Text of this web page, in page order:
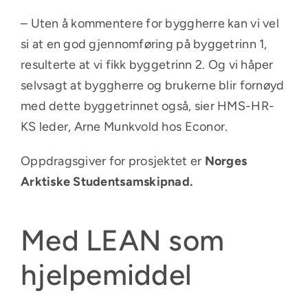
– Uten å kommentere for byggherre kan vi vel
si at en god gjennomføring på byggetrinn 1,
resulterte at vi fikk byggetrinn 2. Og vi håper
selvsagt at byggherre og brukerne blir fornøyd
med dette byggetrinnet også, sier HMS-HR-
KS leder, Arne Munkvold hos Econor.
Oppdragsgiver for prosjektet er Norges
Arktiske Studentsamskipnad.
Med LEAN som
hjelpemiddel